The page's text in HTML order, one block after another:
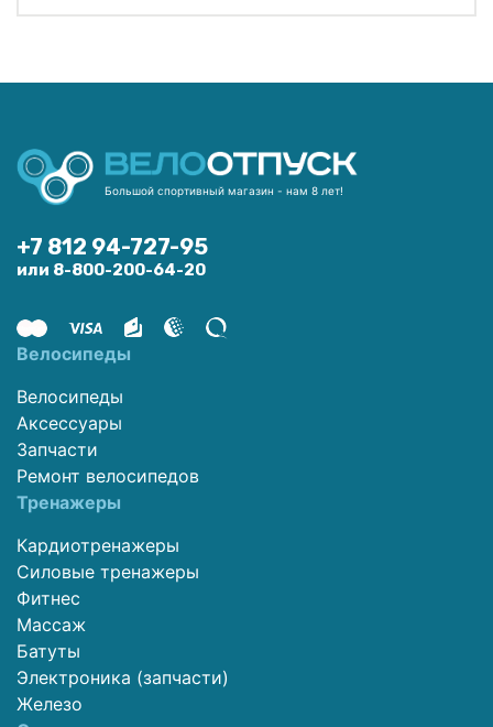
Большой спортивный магазин - нам 8 лет!
+7 812 94-727-95
или 8-800-200-64-20
Велосипеды
Велосипеды
Аксессуары
Запчасти
Ремонт велосипедов
Тренажеры
Кардиотренажеры
Силовые тренажеры
Фитнес
Массаж
Батуты
Электроника (запчасти)
Железо